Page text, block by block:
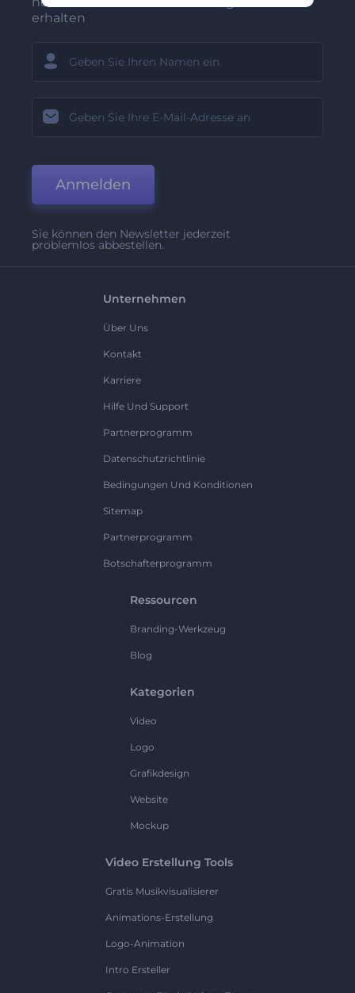
erhalten
Anmelden
Sie können den Newsletter jederzeit
problemlos abbestellen.
Unternehmen
Über Uns
Kontakt
Karriere
Hilfe Und Support
Partnerprogramm
Datenschutzrichtlinie
Bedingungen Und Konditionen
Sitemap
Partnerprogramm
Botschafterprogramm
Ressourcen
Branding-Werkzeug
Blog
Kategorien
Video
Logo
Grafikdesign
Website
Mockup
Video Erstellung Tools
Gratis Musikvisualisierer
Animations-Erstellung
Logo-Animation
Intro Ersteller